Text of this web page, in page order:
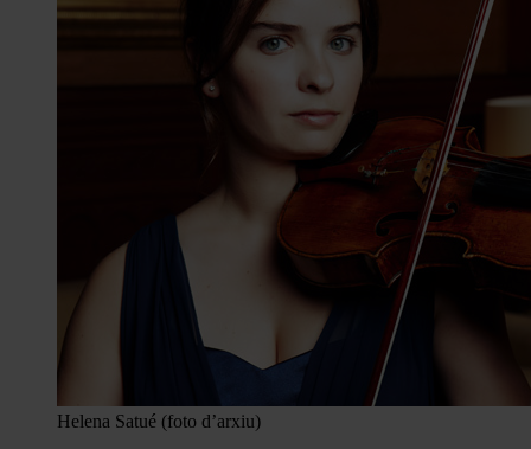
Helena Satué (foto d’arxiu)